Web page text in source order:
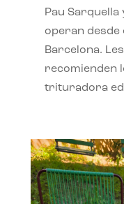
Pau
operan
Barcelona.
recomienden
trituradora